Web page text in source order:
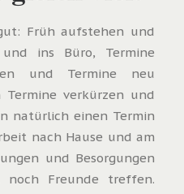
Früh aufstehen und
ins Büro, Termine
und Termine neu
Termine verkürzen und
natürlich einen Termin
nach Hause und am
und Besorgungen
noch Freunde treffen.